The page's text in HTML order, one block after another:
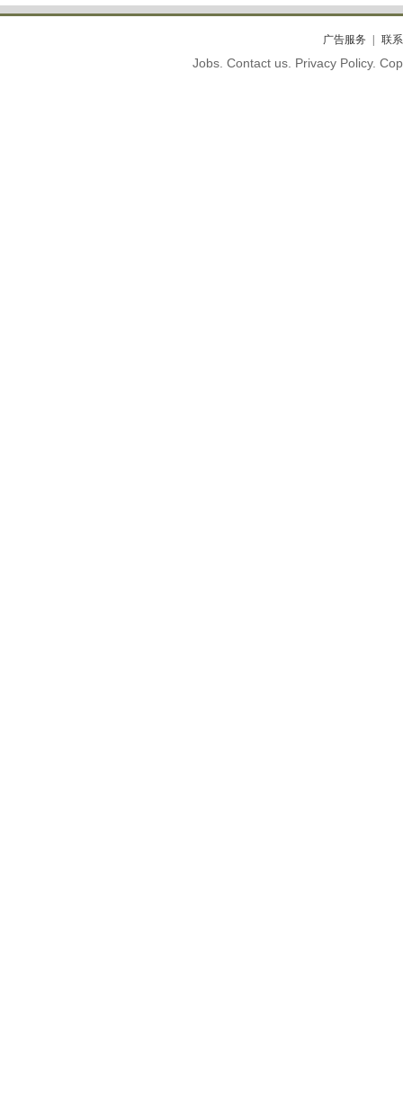
广告服务 联
Jobs. Contact us. Privacy Policy.